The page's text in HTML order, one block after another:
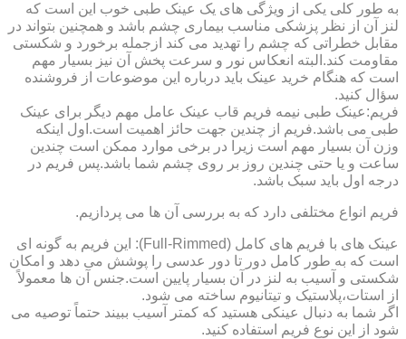
به طور کلی یکی از ویژگی های یک عینک طبی خوب این است که
لنز آن از نظر پزشکی مناسب بیماری چشم باشد و همچنین بتواند در
مقابل خطراتی که چشم را تهدید می کند ازجمله برخورد و شکستی
مقاومت کند.البته انعکاس نور و سرعت پخش آن نیز بسیار مهم
است که هنگام خرید عینک باید درباره این موضوعات از فروشنده
سؤال کنید.
فریم:عینک طبی نیمه فریم قاب عینک عامل مهم دیگر برای عینک
طبی می باشد.فریم از چندین جهت حائز اهمیت است.اول اینکه
وزن آن بسیار مهم است زیرا در برخی موارد ممکن است چندین
ساعت و یا حتی چندین روز بر روی چشم شما باشد.پس فریم در
درجه اول باید سبک باشد.
فریم انواع مختلفی دارد که به بررسی آن ها می پردازیم.
عینک های با فریم های کامل (Full-Rimmed): این فریم به گونه ای
است که به طور کامل دور تا دور عدسی را پوشش می دهد و امکان
شکستی و آسیب به لنز در آن بسیار پایین است.جنس آن ها معمولاً
از استات،پلاستیک و تیتانیوم ساخته می شود.
اگر شما به دنبال عینکی هستید که کمتر آسیب ببیند حتماً توصیه می
شود از این نوع فریم استفاده کنید.